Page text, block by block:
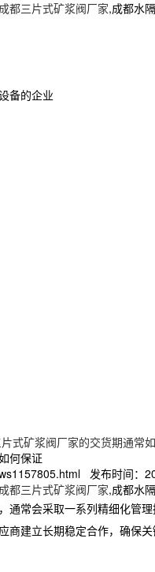
成都三片式矿浆阀厂家,成都水
备的企业
式矿浆阀厂家的交货期通常
何保证
发布时间：
成都三片式矿浆阀厂家,成都水
通常会采取一系列精细化管
商建立长期稳定合作，确保